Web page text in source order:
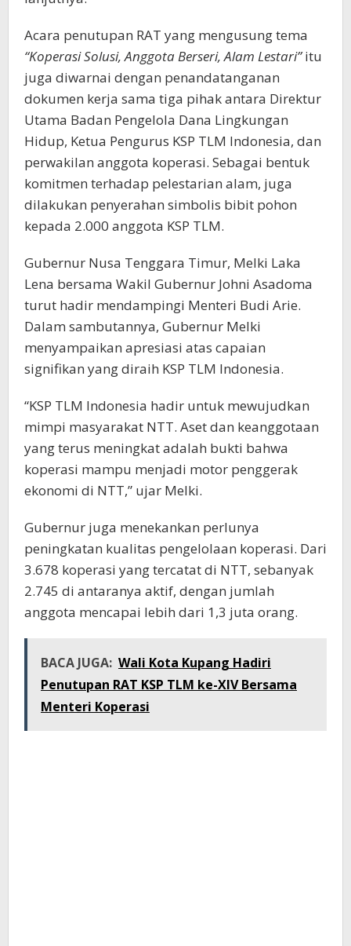
Acara penutupan RAT yang mengusung tema
“Koperasi Solusi, Anggota Berseri, Alam Lestari”itu
juga diwarnai dengan penandatanganan
dokumen kerja sama tiga pihak antara Direktur
Utama Badan Pengelola Dana Lingkungan
Hidup, Ketua Pengurus KSP TLM Indonesia, dan
perwakilan anggota koperasi. Sebagai bentuk
komitmen terhadap pelestarian alam, juga
dilakukan penyerahan simbolis bibit pohon
kepada 2.000 anggota KSP TLM.
Gubernur Nusa Tenggara Timur, Melki Laka
Lena bersama Wakil Gubernur Johni Asadoma
turut hadir mendampingi Menteri Budi Arie.
Dalam sambutannya, Gubernur Melki
menyampaikan apresiasi atas capaian
signifikan yang diraih KSP TLM Indonesia.
“KSP TLM Indonesia hadir untuk mewujudkan
mimpi masyarakat NTT. Aset dan keanggotaan
yang terus meningkat adalah bukti bahwa
koperasi mampu menjadi motor penggerak
ekonomi di NTT,” ujar Melki.
Gubernur juga menekankan perlunya
peningkatan kualitas pengelolaan koperasi. Dari
3.678 koperasi yang tercatat di NTT, sebanyak
2.745 di antaranya aktif, dengan jumlah
anggota mencapai lebih dari 1,3 juta orang.
BACA JUGA: Wali Kota Kupang Hadiri
Penutupan RAT KSP TLM ke-XIV Bersama
Menteri Koperasi